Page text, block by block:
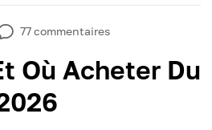
77 commentaires
Où Acheter Du